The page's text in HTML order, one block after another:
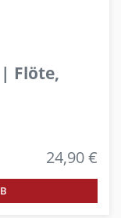
Flöte,
24,90 €